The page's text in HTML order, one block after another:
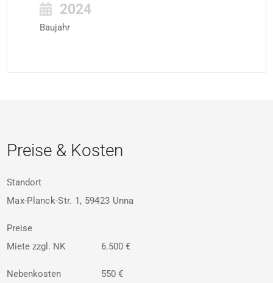
2024
Baujahr
Preise & Kosten
Standort
Max-Planck-Str. 1, 59423 Unna
Preise
Miete zzgl. NK
6.500 €
Nebenkosten 550 €